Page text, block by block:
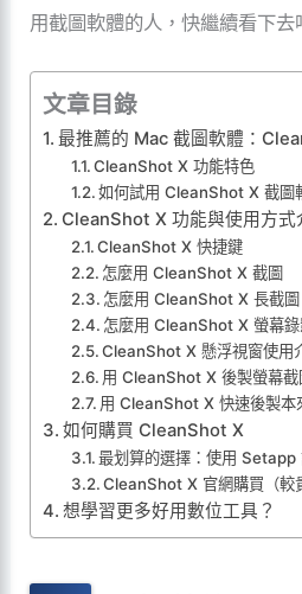
用截圖軟體的人，快繼續看下去
文章目錄
最推薦的 Mac 截圖軟體：
CleanShot X 功能特色
如何試用 CleanShot X 截圖
CleanShot X 功能與使用方式
CleanShot X 快捷鍵
怎麼用 CleanShot X 截圖
怎麼用 CleanShot X 長截圖
怎麼用 CleanShot X 螢幕
CleanShot X 懸浮視窗使用
用 CleanShot X 後製螢幕截
用 CleanShot X 快速後製本
如何購買 CleanShot X
最划算的選擇：使用 Setapp
CleanShot X 官網購買（較
想學習更多好用數位工具？